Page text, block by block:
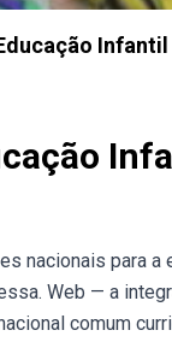
Infantil
nacionais para a
Web — a
comum